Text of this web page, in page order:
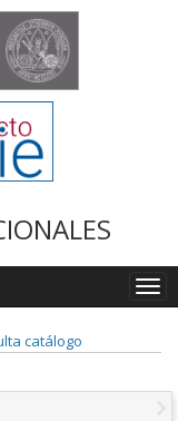
catálogo